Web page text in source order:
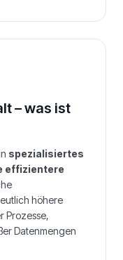
– was ist
spezialisiertes
effizientere
höhere
Prozesse,
Datenmengen